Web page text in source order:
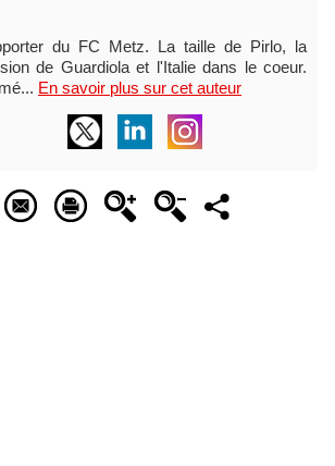
du FC Metz. La taille de Pirlo, la
de Guardiola et l'Italie dans le coeur.
En savoir plus sur cet auteur